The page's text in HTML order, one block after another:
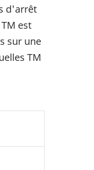
d'arrêt
est
sur une
TM